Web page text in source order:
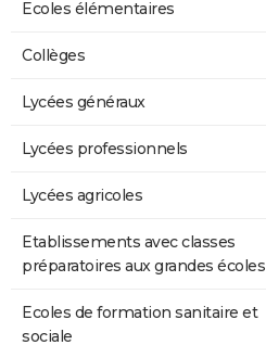
Ecoles élémentaires
Collèges
Lycées généraux
Lycées professionnels
Lycées agricoles
Etablissements avec classes
préparatoires aux grandes écoles
Ecoles de formation sanitaire et
sociale